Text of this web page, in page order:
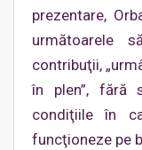
prezentare,
următoarele
contribuţii,
în plen”, fără
condiţiile în
funcţioneze pe